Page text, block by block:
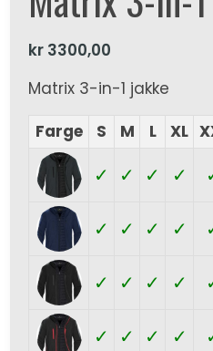
kr 3300,00
Matrix 3-in-1 jakke
Farge
S M L XL
✓ ✓ ✓ ✓
✓ ✓ ✓ ✓
✓ ✓ ✓ ✓
✓ ✓ ✓ ✓